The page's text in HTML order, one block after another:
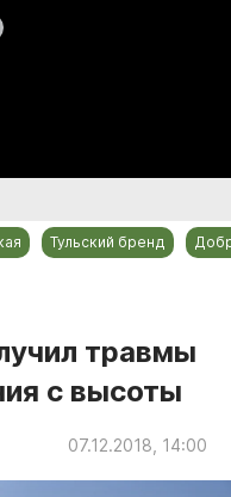
Тульский бренд
травмы
с высоты
07.12.2018, 14:00